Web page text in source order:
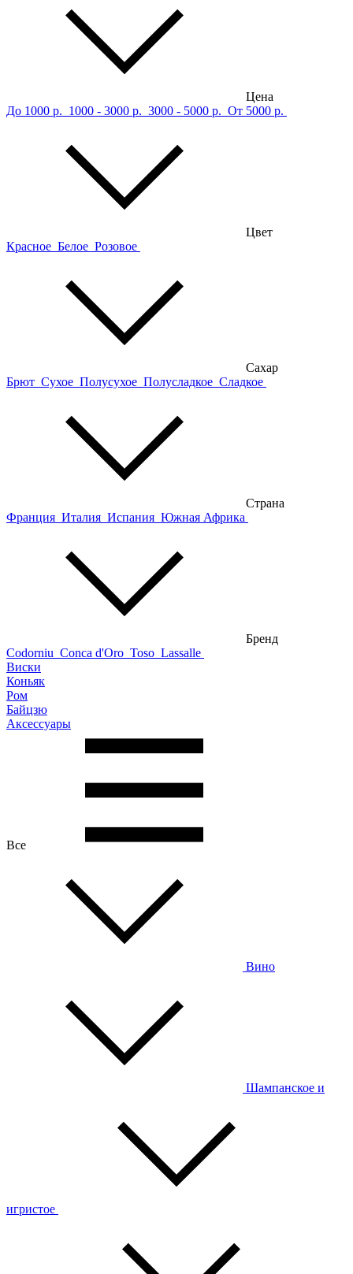
Цена
До 1000 р. 1000 - 3000 р. 3000 - 5000 р. От 5000 р.
Цвет
Красное Белое Розовое
Сахар
Брют Сухое Полусухое Полусладкое Сладкое
Страна
Франция Италия Испания Южная Африка
Бренд
Codorniu Conca d'Oro Toso Lassalle
Виски
Коньяк
Ром
Байцзю
Аксессуары
Все
Вино
Шампанское и
игристое